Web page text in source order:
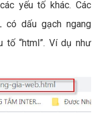
yếu tố khác. Các
có dấu gạch ngang
tố “html”. Ví dụ như